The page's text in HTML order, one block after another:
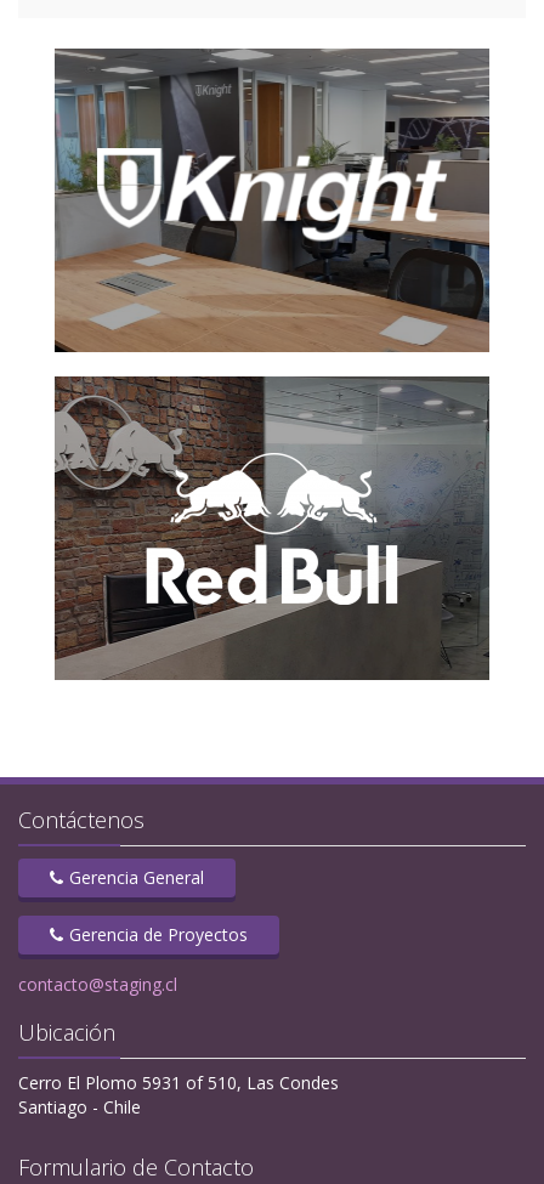
Contáctenos
Gerencia General
Gerencia de Proyectos
contacto@staging.cl
Ubicación
Cerro El Plomo 5931 of 510, Las Condes
Santiago - Chile
Formulario de Contacto